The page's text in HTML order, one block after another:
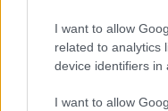
I want to allow
related to analytics
device identifiers in
I want to allow
a feltehetően
iparművészeti
galériatulajdonosból
rangsorolja majd. A